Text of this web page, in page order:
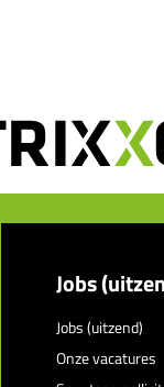
Jobs
Jobs (uitzend)
Onze vacatures